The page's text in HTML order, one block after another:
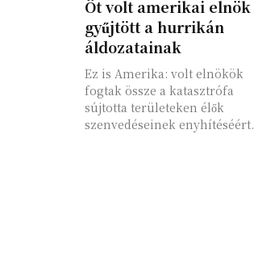
Öt volt amerikai elnök
gyűjtött a hurrikán
áldozatainak
Ez is Amerika: volt elnökök
fogtak össze a katasztrófa
sújtotta területeken élők
szenvedéseinek enyhítéséért.